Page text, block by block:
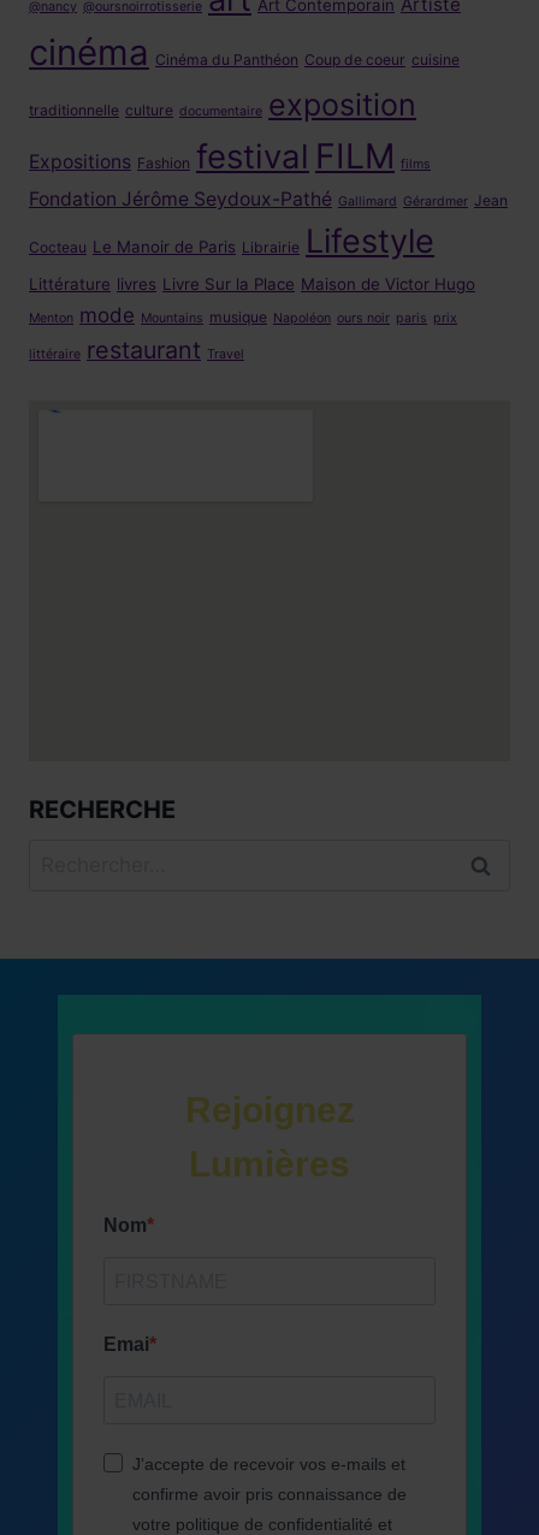
@nancy @oursnoirrotisserie Art Contemporain Artiste
cinéma Cinéma du Panthéon Coup de coeur cuisine
traditionnelle culture documentaire exposition
Expositions Fashion festival FILM films
Fondation Jérôme Seydoux-Pathé Gallimard Gérardmer Jean
Cocteau Le Manoir de Paris Librairie Lifestyle
Littérature livres Livre Sur la Place Maison de Victor Hugo
Menton mode Mountains musique Napoléon ours noir paris prix
littéraire restaurant Travel
RECHERCHE
Rejoignez
Lumières
Nom
Emai
J'accepte de recevoir vos e-mails et
confirme avoir pris connaissance de
votre politique de confidentialité et